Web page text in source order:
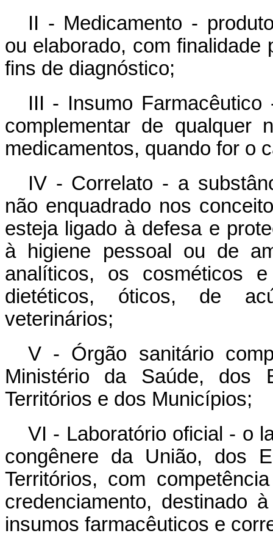
II - Medicamento -
ou elaborado, com finalidade
fins de diagnóstico;
III - Insumo
complementar de qualquer
medicamentos, quando for o
IV - Correlato - a
não enquadrado nos
esteja ligado à defesa e
à higiene pessoal ou de
analíticos, os cosméticos
dietéticos, óticos, de
veterinários;
V - Órgão sanitário
Ministério da Saúde, dos
Territórios e dos Municípios;
VI - Laboratório oficial - o
congênere da União, dos
Territórios, com
credenciamento, destinado
insumos farmacêuticos e